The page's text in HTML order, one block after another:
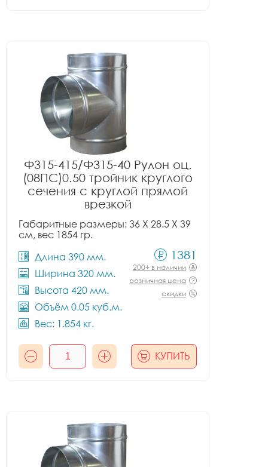
Ф315-415/Ф315-40 Рулон оц.
(08ПС)0.50 тройник круглого
сечения с круглой прямой
врезкой
Габаритные размеры: 36 X 28.5 X 39
см, вес 1854 гр.
Длина 390 мм.
Ширина 320 мм.
Высота 420 мм.
Объём 0.05 куб.м.
Вес: 1.854 кг.
1381
200+ в наличии
розничная цена
скидки
КУПИТЬ